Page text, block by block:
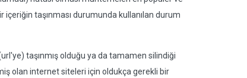
taşınması durumunda kullanılan durum
taşınmış olduğu ya da tamamen silindiği
olan internet siteleri için oldukça gerekli bir